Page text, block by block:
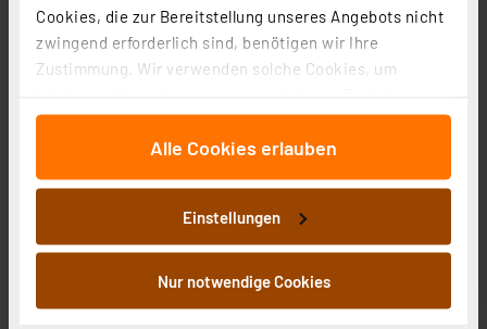
Cookies, die zur Bereitstellung unseres Angebots nicht
zwingend erforderlich sind, benötigen wir Ihre
Zustimmung. Wir verwenden solche Cookies, um
für soziale Medien anbieten zu können und die Zugriffe
auf unsere Website zu analysieren. Außerdem geben
wir Informationen zu Ihrer Verwendung unserer Website
an unsere Partner für soziale Medien, Werbung und
Analysen weiter. Unsere Partner führen diese
Informationen möglicherweise mit weiteren Daten
zusammen, die Sie ihnen bereitgestellt haben oder die
sie im Rahmen Ihrer Nutzung der Dienste gesammelt
Alle Cookies erlauben
Einstellungen
Nur notwendige Cookies
Artikel-Nr. 155659
43.53 CHF